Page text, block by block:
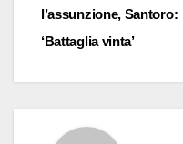
l’assunzione, Santoro:
‘Battaglia vinta’